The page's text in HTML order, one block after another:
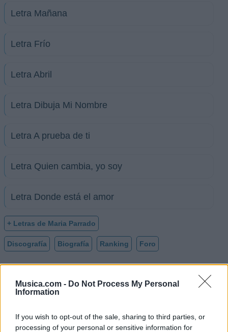
Musica.com - Do Not Process My Personal
Information
If you wish to opt-out of the sale, sharing to third parties, or
processing of your personal or sensitive information for
Letra Mañana
Letra Frío
Letra Abril
Letra Dibuja Mi Nombre
Letra A prueba de ti
Letra Quien cambia, yo soy
Letra Donde está el amor
+ Letras de Maria Parrado
Discografía Biografía Ranking Foro
Biografía de Maria Parrado